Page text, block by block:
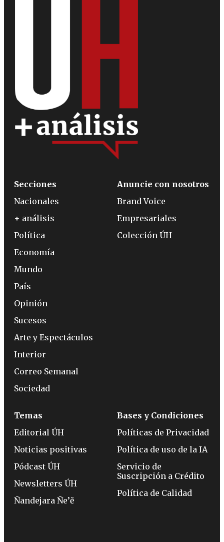
Secciones
Nacionales
+ análisis
Política
Economía
Mundo
País
Opinión
Sucesos
Arte y Espectáculos
Interior
Correo Semanal
Sociedad
Anuncie con nosotros
Brand Voice
Empresariales
Colección ÚH
Temas
Editorial ÚH
Noticias positivas
Pódcast ÚH
Newsletters ÚH
Ñandejara Ñe’ẽ
Bases y Condiciones
Políticas de Privacidad
Política de uso de la IA
Servicio de
Suscripción a Crédito
Política de Calidad